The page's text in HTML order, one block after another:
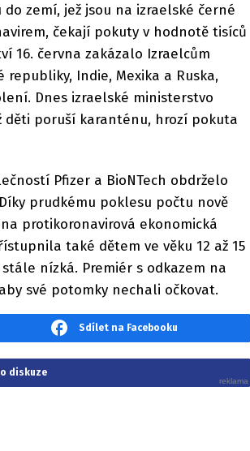
zemí, jež jsou na izraelské černé
čekají pokuty v hodnotě tisíců
16. června zakázalo Izraelcům
Indie, Mexika a Ruska,
Dnes izraelské ministerstvo
děti poruší karanténu, hrozí pokuta
Pfizer a BioNTech obdrželo
prudkému poklesu počtu nově
protikoronavirová ekonomická
také dětem ve věku 12 až 15
nízká. Premiér s odkazem na
své potomky nechali očkovat.
Sdílet na Facebooku
diskuze